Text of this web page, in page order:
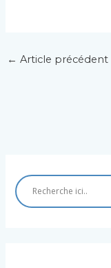
← Article précédent